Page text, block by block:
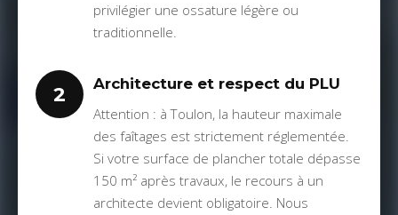
privilégier une ossature légère ou
traditionnelle.
2
Architecture et respect du PLU
Attention : à Toulon, la hauteur maximale
des faîtages est strictement réglementée.
Si votre surface de plancher totale dépasse
150 m² après travaux, le recours à un
architecte devient obligatoire. Nous